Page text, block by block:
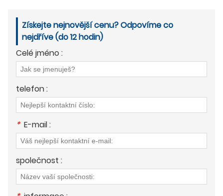
Získejte nejnovější cenu? Odpovíme co
nejdříve (do 12 hodin)
Celé jméno :
telefon :
* E-mail :
společnost :